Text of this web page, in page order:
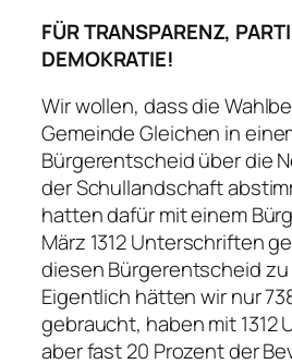
FÜR TRANSPARENZ,
DEMOKRATIE!
Wir wollen, dass die
Gemeinde Gleichen in
Bürgerentscheid über die
der Schullandschaft
hatten dafür mit einem
März 1312 Unterschriften
diesen Bürgerentscheid zu
Eigentlich hätten wir nur
gebraucht, haben mit 1312
aber fast 20 Prozent der